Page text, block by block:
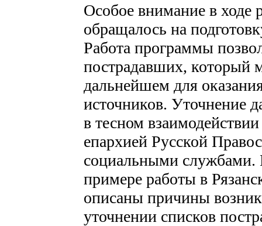
Особое внимание в ходе
обращалось на
Работа программы
пострадавших, который
дальнейшем для
источников. Уточнение
в тесном
епархией Русской
социальными
примере работы в
описаны причины
уточнении списков